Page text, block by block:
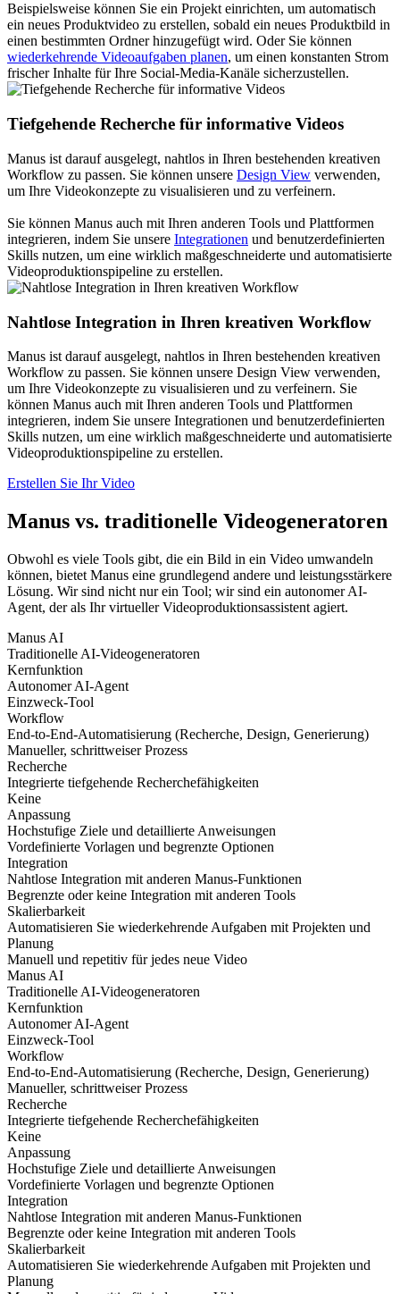
Beispielsweise können Sie ein Projekt einrichten, um automatisch
ein neues Produktvideo zu erstellen, sobald ein neues Produktbild in
einen bestimmten Ordner hinzugefügt wird. Oder Sie können
wiederkehrende Videoaufgaben planen, um einen konstanten Strom
frischer Inhalte für Ihre Social-Media-Kanäle sicherzustellen.
Tiefgehende Recherche für informative Videos
Manus ist darauf ausgelegt, nahtlos in Ihren bestehenden kreativen
Workflow zu passen. Sie können unsere Design View verwenden,
um Ihre Videokonzepte zu visualisieren und zu verfeinern.
Sie können Manus auch mit Ihren anderen Tools und Plattformen
integrieren, indem Sie unsere Integrationen und benutzerdefinierten
Skills nutzen, um eine wirklich maßgeschneiderte und automatisierte
Videoproduktionspipeline zu erstellen.
Nahtlose Integration in Ihren kreativen Workflow
Manus ist darauf ausgelegt, nahtlos in Ihren bestehenden kreativen
Workflow zu passen. Sie können unsere Design View verwenden,
um Ihre Videokonzepte zu visualisieren und zu verfeinern. Sie
können Manus auch mit Ihren anderen Tools und Plattformen
integrieren, indem Sie unsere Integrationen und benutzerdefinierten
Skills nutzen, um eine wirklich maßgeschneiderte und automatisierte
Videoproduktionspipeline zu erstellen.
Erstellen Sie Ihr Video
Manus vs. traditionelle Videogeneratoren
Obwohl es viele Tools gibt, die ein Bild in ein Video umwandeln
können, bietet Manus eine grundlegend andere und leistungsstärkere
Lösung. Wir sind nicht nur ein Tool; wir sind ein autonomer AI-
Agent, der als Ihr virtueller Videoproduktionsassistent agiert.
Manus AI
Traditionelle AI-Videogeneratoren
Kernfunktion
Autonomer AI-Agent
Einzweck-Tool
Workflow
End-to-End-Automatisierung (Recherche, Design, Generierung)
Manueller, schrittweiser Prozess
Recherche
Integrierte tiefgehende Recherchefähigkeiten
Keine
Anpassung
Hochstufige Ziele und detaillierte Anweisungen
Vordefinierte Vorlagen und begrenzte Optionen
Integration
Nahtlose Integration mit anderen Manus-Funktionen
Begrenzte oder keine Integration mit anderen Tools
Skalierbarkeit
Automatisieren Sie wiederkehrende Aufgaben mit Projekten und
Planung
Manuell und repetitiv für jedes neue Video
Manus AI
Traditionelle AI-Videogeneratoren
Kernfunktion
Autonomer AI-Agent
Einzweck-Tool
Workflow
End-to-End-Automatisierung (Recherche, Design, Generierung)
Manueller, schrittweiser Prozess
Recherche
Integrierte tiefgehende Recherchefähigkeiten
Keine
Anpassung
Hochstufige Ziele und detaillierte Anweisungen
Vordefinierte Vorlagen und begrenzte Optionen
Integration
Nahtlose Integration mit anderen Manus-Funktionen
Begrenzte oder keine Integration mit anderen Tools
Skalierbarkeit
Automatisieren Sie wiederkehrende Aufgaben mit Projekten und
Planung